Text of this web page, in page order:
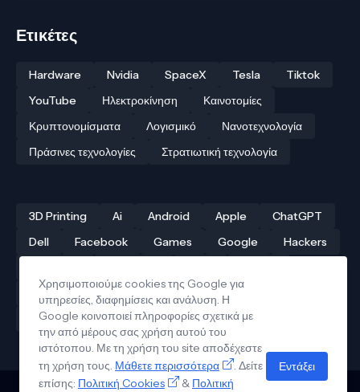
Ετικέτες
Hardware Nvidia SpaceX Tesla
Tiktok
YouTube
Ηλεκτροκίνηση
Καινοτομίες
Κρυπτονομίσματα
Λογισμικό
Νανοτεχνολογία
Πράσινες τεχνολογίες
Στρατιωτική τεχνολογία
3D Printing Ai Android Apple
ChatGPT
Dell
Facebook Games Google
Hackers
Αρχαίες τεχνολογίες
Δρόνοι
Ελληνική τεχνολογία
Ηλεκτροκίνηση
Κβαντικοί υπολογιστές
Χρησιμοποιούμε cookies της Google για
υπηρεσίες, διαφημίσεις και ανάλυση. Η
Google κοινοποιεί πληροφορίες σχετικά με
την από μέρους σας χρήση αυτού του
ιστότοπου. Με τη χρήση του site αποδέχεστε
τη χρήση τους. Μάθετε περισσότερα
. Δείτε
επίσης: Πολιτική Cookies & Πολιτική
Εντάξει